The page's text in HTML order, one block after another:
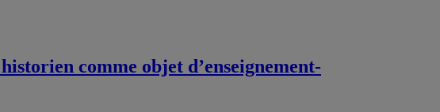
comme objet d’enseignement-